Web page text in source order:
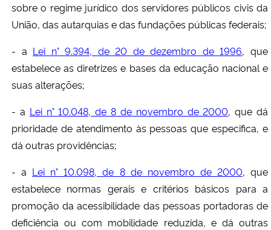
Planalto
sobre o regime jurídico dos servidores públicos civis da
União, das autarquias e das fundações públicas federais;
- a Lei n° 9.394, de 20 de dezembro de 1996, que
estabelece as diretrizes e bases da educação nacional e
suas alterações;
- a Lei n° 10.048, de 8 de novembro de 2000, que dá
prioridade de atendimento às pessoas que especifica, e
dá outras providências;
- a Lei n° 10.098, de 8 de novembro de 2000, que
estabelece normas gerais e critérios básicos para a
promoção da acessibilidade das pessoas portadoras de
deficiência ou com mobilidade reduzida, e dá outras